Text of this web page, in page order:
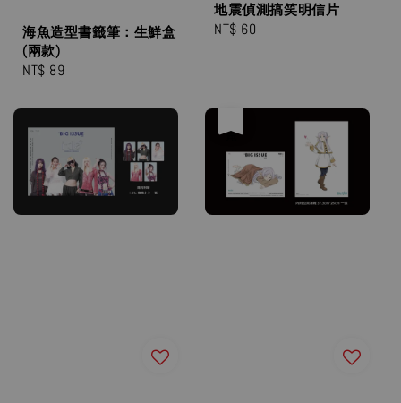
海魚造型書籤筆：生鮮盒
(兩款)
Regular
NT$ 89
地震偵測搞笑明信片
Regular
NT$ 60